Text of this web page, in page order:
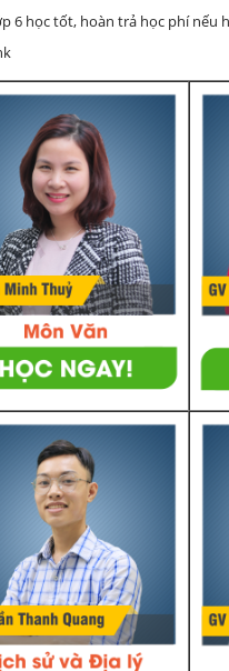
6 học tốt, hoàn trả học phí nếu